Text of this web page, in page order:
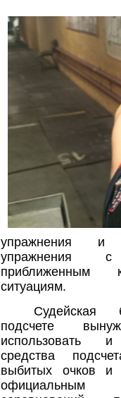
упражнения и
упражнения с
приближенным
ситуациям.
Судейская
подсчете
использовать и
средства
выбитых очков и